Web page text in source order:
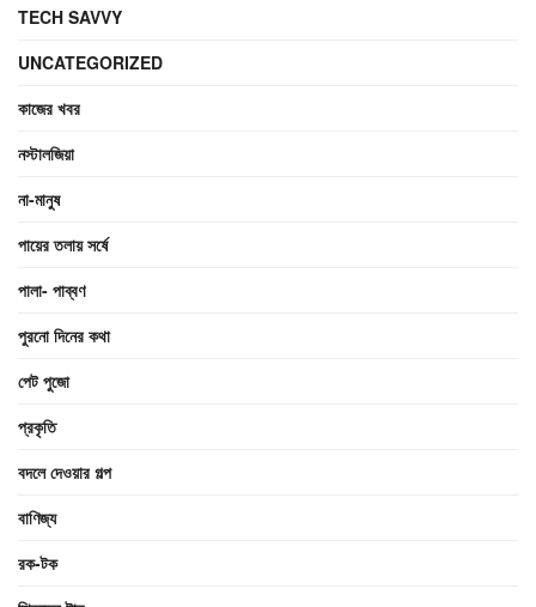
TECH SAVVY
UNCATEGORIZED
কাজের খবর
নস্টালজিয়া
না-মানুষ
পায়ের তলায় সর্ষে
পালা- পাব্বণ
পুরনো দিনের কথা
পেট পুজো
প্রকৃতি
বদলে দেওয়ার গল্প
বাণিজ্য
রক-টক